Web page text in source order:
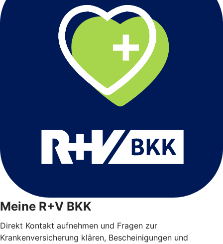
Meine R+V BKK
Direkt Kontakt aufnehmen und Fragen zur
Krankenversicherung klären, Bescheinigungen und